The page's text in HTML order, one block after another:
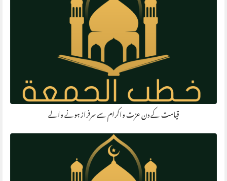
قیامت کے دن عزت واکرام سے سرفراز ہونے والے